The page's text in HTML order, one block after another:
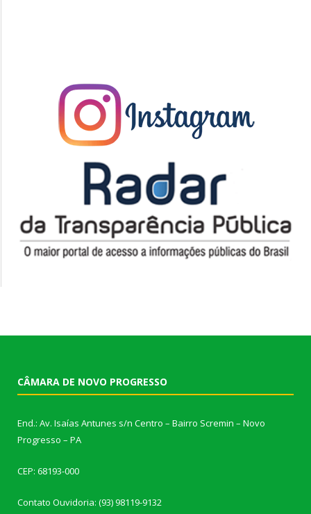
CÂMARA DE NOVO PROGRESSO
End.: Av. Isaías Antunes s/n Centro – Bairro Scremin – Novo
Progresso – PA
CEP: 68193-000
Contato Ouvidoria: (93) 98119-9132